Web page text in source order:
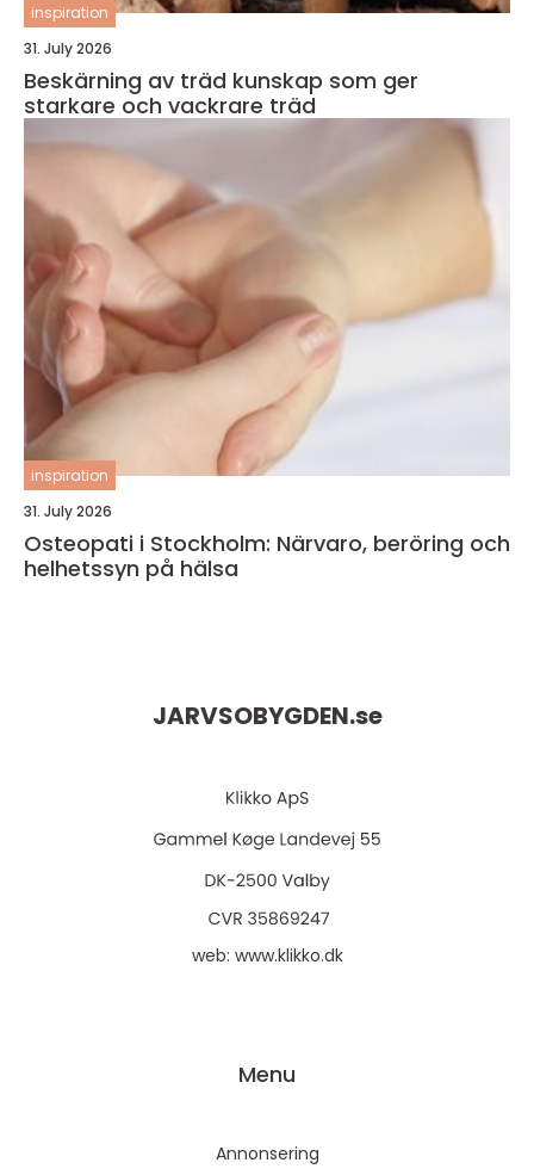
inspiration
31. July 2026
Beskärning av träd kunskap som ger
starkare och vackrare träd
inspiration
31. July 2026
Osteopati i Stockholm: Närvaro, beröring och
helhetssyn på hälsa
JARVSOBYGDEN.se
web: www.klikko.dk
Menu
Annonsering